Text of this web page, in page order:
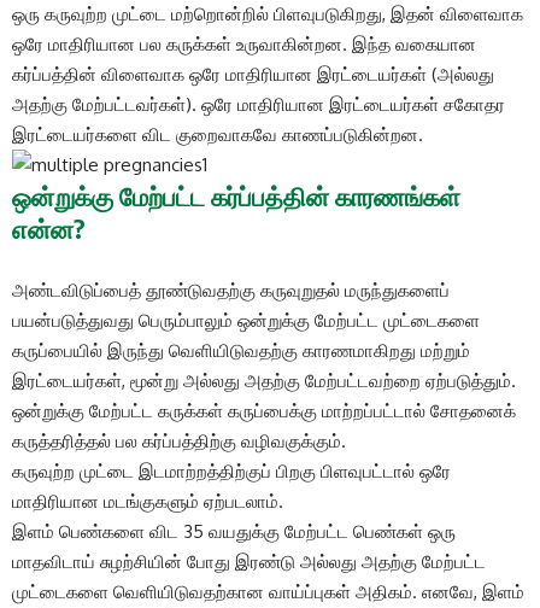
ஒரு கருவுற்ற முட்டை மற்றொன்றில் பிளவுபடுகிறது, இதன் விளைவாக
ஒரே மாதிரியான பல கருக்கள் உருவாகின்றன. இந்த வகையான
கர்ப்பத்தின் விளைவாக ஒரே மாதிரியான இரட்டையர்கள் (அல்லது
அதற்கு மேற்பட்டவர்கள்). ஒரே மாதிரியான இரட்டையர்கள் சகோதர
இரட்டையர்களை விட குறைவாகவே காணப்படுகின்றன.
ஒன்றுக்கு மேற்பட்ட கர்ப்பத்தின் காரணங்கள்
என்ன?
அண்டவிடுப்பைத் தூண்டுவதற்கு கருவுறுதல் மருந்துகளைப்
பயன்படுத்துவது பெரும்பாலும் ஒன்றுக்கு மேற்பட்ட முட்டைகளை
கருப்பையில் இருந்து வெளியிடுவதற்கு காரணமாகிறது மற்றும்
இரட்டையர்கள், மூன்று அல்லது அதற்கு மேற்பட்டவற்றை ஏற்படுத்தும்.
ஒன்றுக்கு மேற்பட்ட கருக்கள் கருப்பைக்கு மாற்றப்பட்டால் சோதனைக்
கருத்தரித்தல் பல கர்ப்பத்திற்கு வழிவகுக்கும்.
கருவுற்ற முட்டை இடமாற்றத்திற்குப் பிறகு பிளவுபட்டால் ஒரே
மாதிரியான மடங்குகளும் ஏற்படலாம்.
இளம் பெண்களை விட 35 வயதுக்கு மேற்பட்ட பெண்கள் ஒரு
மாதவிடாய் சுழற்சியின் போது இரண்டு அல்லது அதற்கு மேற்பட்ட
முட்டைகளை வெளியிடுவதற்கான வாய்ப்புகள் அதிகம். எனவே, இளம்